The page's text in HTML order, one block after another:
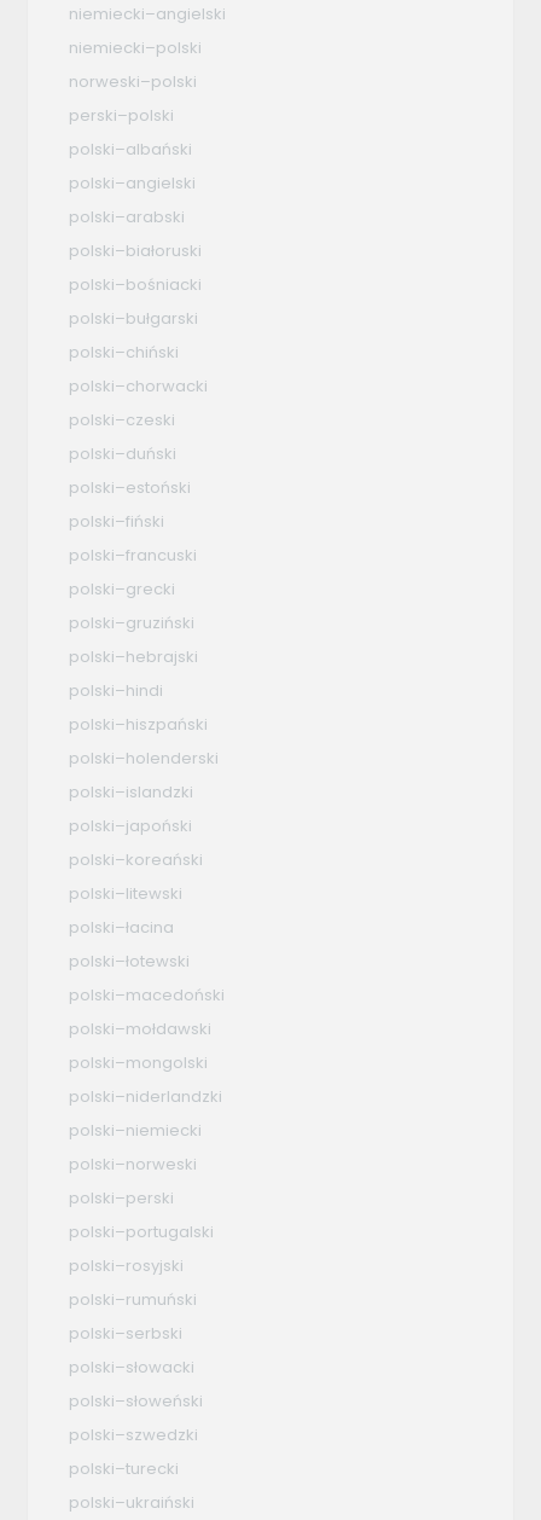
niemiecki–angielski
niemiecki–polski
norweski–polski
perski–polski
polski–albański
polski–angielski
polski–arabski
polski–białoruski
polski–bośniacki
polski–bułgarski
polski–chiński
polski–chorwacki
polski–czeski
polski–duński
polski–estoński
polski–fiński
polski–francuski
polski–grecki
polski–gruziński
polski–hebrajski
polski–hindi
polski–hiszpański
polski–holenderski
polski–islandzki
polski–japoński
polski–koreański
polski–litewski
polski–łacina
polski–łotewski
polski–macedoński
polski–mołdawski
polski–mongolski
polski–niderlandzki
polski–niemiecki
polski–norweski
polski–perski
polski–portugalski
polski–rosyjski
polski–rumuński
polski–serbski
polski–słowacki
polski–słoweński
polski–szwedzki
polski–turecki
polski–ukraiński